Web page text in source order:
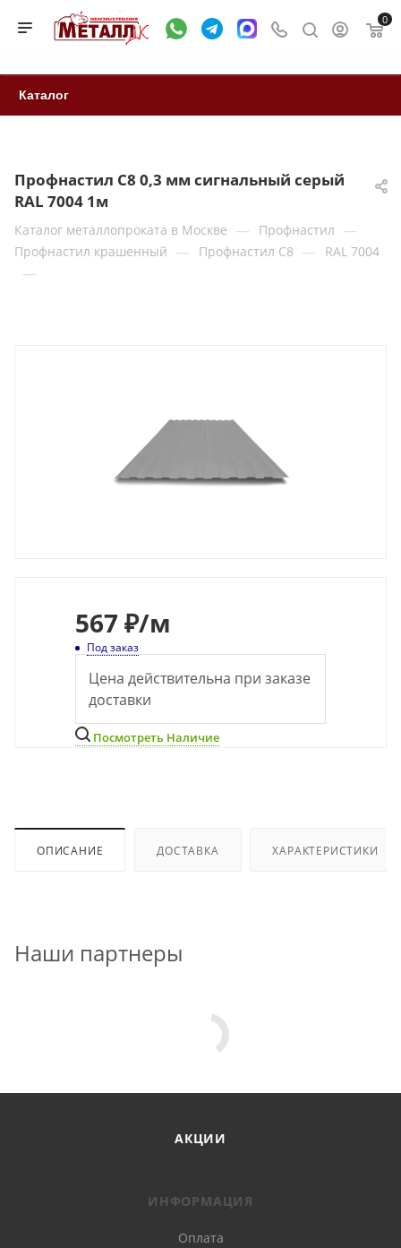
0
Каталог
Профнастил С8 0,3 мм сигнальный серый
RAL 7004 1м
Каталог металлопроката в Москве — Профнастил —
Профнастил крашенный — Профнастил С8 — RAL 7004
—
567 ₽/м
Под заказ
Цена действительна при заказе
доставки
Посмотреть Наличие
ОПИСАНИЕ ДОСТАВКА ХАРАКТЕРИСТИКИ
Наши партнеры
АКЦИИ
ИНФОРМАЦИЯ
Оплата